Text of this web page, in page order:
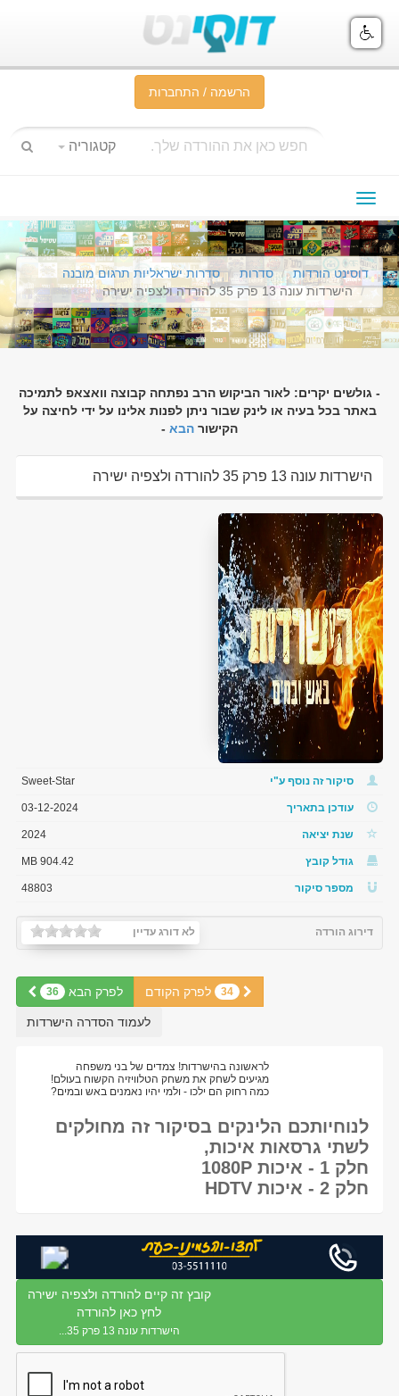
הרשמה / התחברות
קטגוריה
תפריט
ניווט
דוסינט הורדות סדרות
סדרות ישראליות תרגום מובנה
הישרדות עונה 13 פרק 35 להורדה ולצפיה ישירה
- גולשים יקרים: לאור הביקוש הרב נפתחה קבוצה וואצאפ לתמיכה
באתר בכל בעיה או לינק שבור ניתן לפנות אלינו על ידי לחיצה על
הקישור הבא -
הישרדות עונה 13 פרק 35 להורדה ולצפיה ישירה
סיקור זה נוסף ע"י Sweet-Star
עודכן בתאריך 03-12-2024
שנת יציאה 2024
גודל קובץ 904.42 MB
מספר סיקור 48803
לא דורג עדיין דירוג הורדה
לפרק הבא 36 34 לפרק הקודם
לעמוד הסדרה הישרדות
לנוחיותכם הלינקים בסיקור זה מחולקים
לשתי גרסאות איכות,
חלק 1 - איכות 1080P
חלק 2 - איכות HDTV
לראשונה בהישרדות! צמדים של בני משפחה
מגיעים לשחק את משחק הטלוויזיה הקשוח בעולם!
כמה רחוק הם ילכו - ולמי יהיו נאמנים באש ובמים?
קובץ זה קיים להורדה ולצפיה ישירה
לחץ כאן להורדה
הישרדות עונה 13 פרק 35...